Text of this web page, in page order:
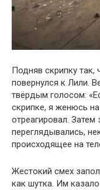
Подняв скрипку так,
повернулся к Лили.
твёрдым голосом:
скрипке, я женюсь
отреагировал.
переглядывались,
происходящее на
Жестокий смех
как шутка. Им